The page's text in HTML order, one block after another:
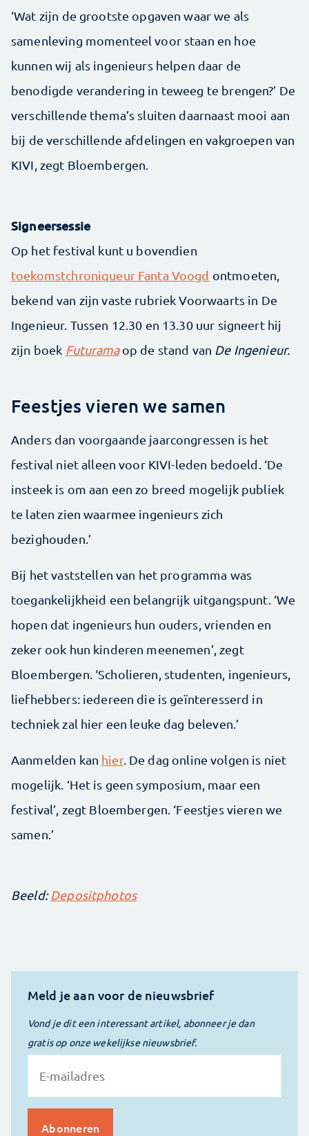
‘Wat zijn de grootste opgaven waar we als
samenleving momenteel voor staan en hoe
kunnen wij als ingenieurs helpen daar de
benodigde verandering in teweeg te brengen?’ De
verschillende thema’s sluiten daarnaast mooi aan
bij de verschillende afdelingen en vakgroepen van
KIVI, zegt Bloembergen.
Signeersessie
Op het festival kunt u bovendien
toekomstchroniqueur Fanta Voogd ontmoeten,
bekend van zijn vaste rubriek Voorwaarts in De
Ingenieur. Tussen 12.30 en 13.30 uur signeert hij
zijn boek Futuramaop de stand van De Ingenieur.
Feestjes vieren we samen
Anders dan voorgaande jaarcongressen is het
festival niet alleen voor KIVI-leden bedoeld. ‘De
insteek is om aan een zo breed mogelijk publiek
te laten zien waarmee ingenieurs zich
bezighouden.’
Bij het vaststellen van het programma was
toegankelijkheid een belangrijk uitgangspunt. ‘We
hopen dat ingenieurs hun ouders, vrienden en
zeker ook hun kinderen meenemen’, zegt
Bloembergen. ‘Scholieren, studenten, ingenieurs,
liefhebbers: iedereen die is geïnteresserd in
techniek zal hier een leuke dag beleven.’
Aanmelden kan hier. De dag online volgen is niet
mogelijk. ‘Het is geen symposium, maar een
festival’, zegt Bloembergen. ‘Feestjes vieren we
samen.’
Beeld:Depositphotos
Meld je aan voor de nieuwsbrief
Vond je dit een interessant artikel, abonneer je dan
gratis op onze wekelijkse nieuwsbrief.